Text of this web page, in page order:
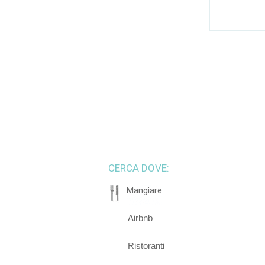
CERCA DOVE:
Mangiare
Airbnb
Ristoranti